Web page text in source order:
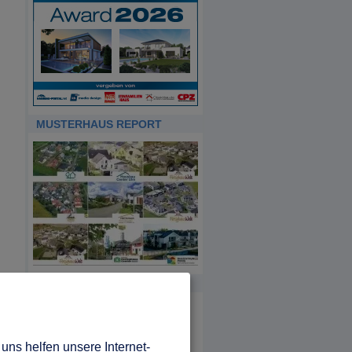
MUSTERHAUS REPORT
helfen unsere Internet-